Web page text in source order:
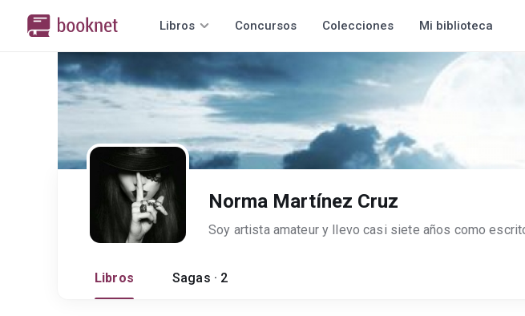
Libros Concursos Colecciones Mi biblioteca
Norma Martínez Cruz
Libros Sagas · 2